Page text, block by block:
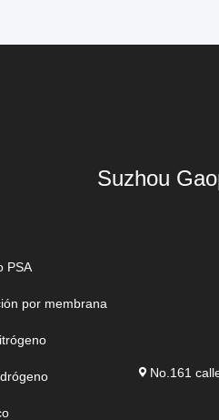
Suzhou
PSA
por membrana
No.161